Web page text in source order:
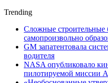
Trending
Сложные строительные
самопроизвольно
GM запатентовала
водителя
NASA опубликовало
пилотируемой миссии